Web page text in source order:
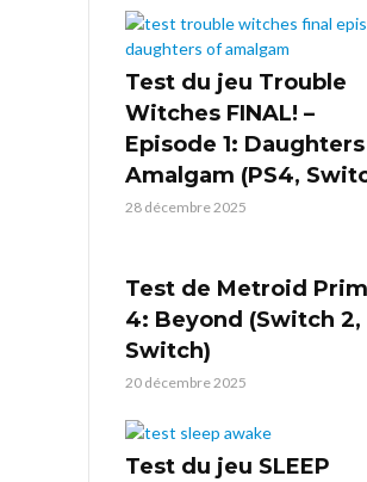
Test du jeu Trouble
Witches FINAL! –
Episode 1:
Amalgam (PS4,
28 décembre 2025
Test de Metroid
4: Beyond (Switch 2,
Switch)
20 décembre 2025
Test du jeu SLEEP